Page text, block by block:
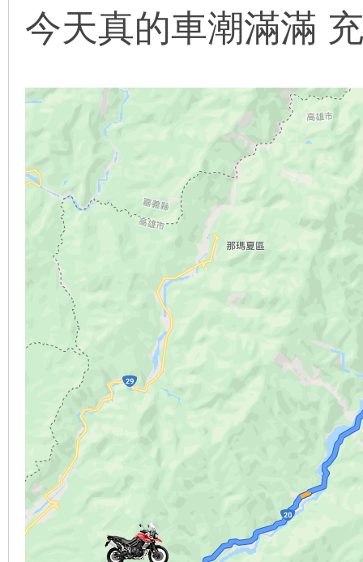
今天真的車潮滿滿